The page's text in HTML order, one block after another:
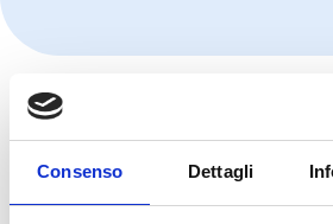
Consenso Dettagli